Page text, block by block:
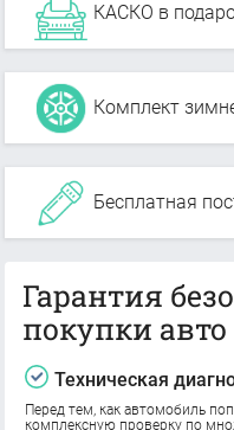
КАСКО в
Комплект
Бесплатная
Гарантия
покупки
Техническая
Перед тем, как автомобиль
комплексную проверку по